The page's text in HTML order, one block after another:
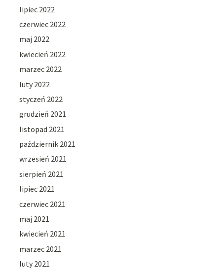
lipiec 2022
czerwiec 2022
maj 2022
kwiecień 2022
marzec 2022
luty 2022
styczeń 2022
grudzień 2021
listopad 2021
październik 2021
wrzesień 2021
sierpień 2021
lipiec 2021
czerwiec 2021
maj 2021
kwiecień 2021
marzec 2021
luty 2021